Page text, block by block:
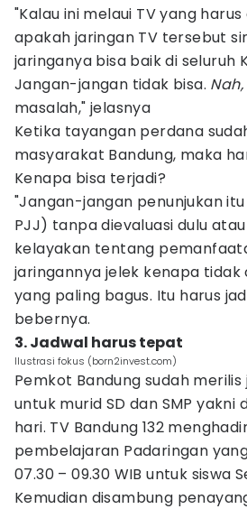
"Kalau ini melaui TV yang
apakah jaringan TV tersebut
jaringanya bisa baik di seluruh
Jangan-jangan tidak bisa. Nah,
masalah," jelasnya
Ketika tayangan perdana
masyarakat Bandung, maka
Kenapa bisa terjadi?
"Jangan-jangan penunjukan
PJJ) tanpa dievaluasi dulu
kelayakan tentang
jaringannya jelek kenapa tidak
yang paling bagus. Itu harus
bebernya.
3. Jadwal harus tepat
Ilustrasi fokus (born2invest.com)
Pemkot Bandung sudah
untuk murid SD dan SMP yakni
hari. TV Bandung 132
pembelajaran Padaringan
07.30 – 09.30 WIB untuk siswa
Kemudian disambung